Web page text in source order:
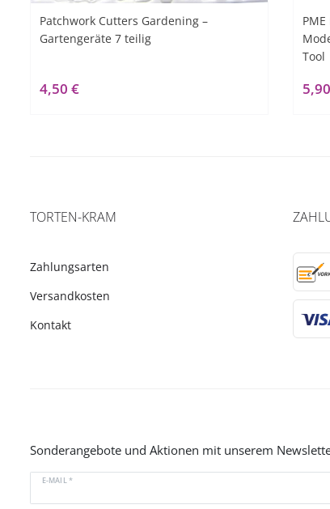
Patchwork Cutters Gardening –
Gartengeräte 7 teilig
4,50 €
Tool
TORTEN-KRAM
Zahlungsarten
Versandkosten
Kontakt
Sonderangebote und Aktionen mit unserem
E-MAIL *